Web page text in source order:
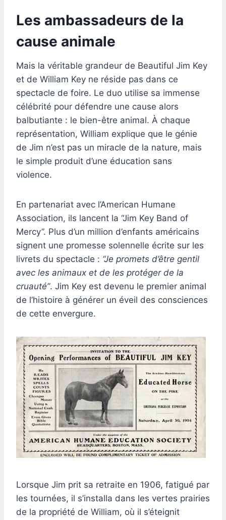
Les ambassadeurs de la
cause animale
Mais la véritable grandeur de Beautiful Jim Key
et de William Key ne réside pas dans ce
spectacle de foire. Le duo utilise sa immense
célébrité pour défendre une cause alors
balbutiante : le bien-être animal. À chaque
représentation, William explique que le génie
de Jim n’est pas un miracle de la nature, mais
le simple produit d’une éducation sans
violence.
En partenariat avec l’American Humane
Association, ils lancent la “Jim Key Band of
Mercy”. Plus d’un million d’enfants américains
signent une promesse solennelle écrite sur les
livrets du spectacle : “Je promets d’être gentil
avec les animaux et de les protéger de la
cruauté”. Jim Key est devenu le premier animal
de l’histoire à générer un éveil des consciences
de cette envergure.
Lorsque Jim prit sa retraite en 1906, fatigué par
les tournées, il s’installa dans les vertes prairies
de la propriété de William, où il s’éteignit